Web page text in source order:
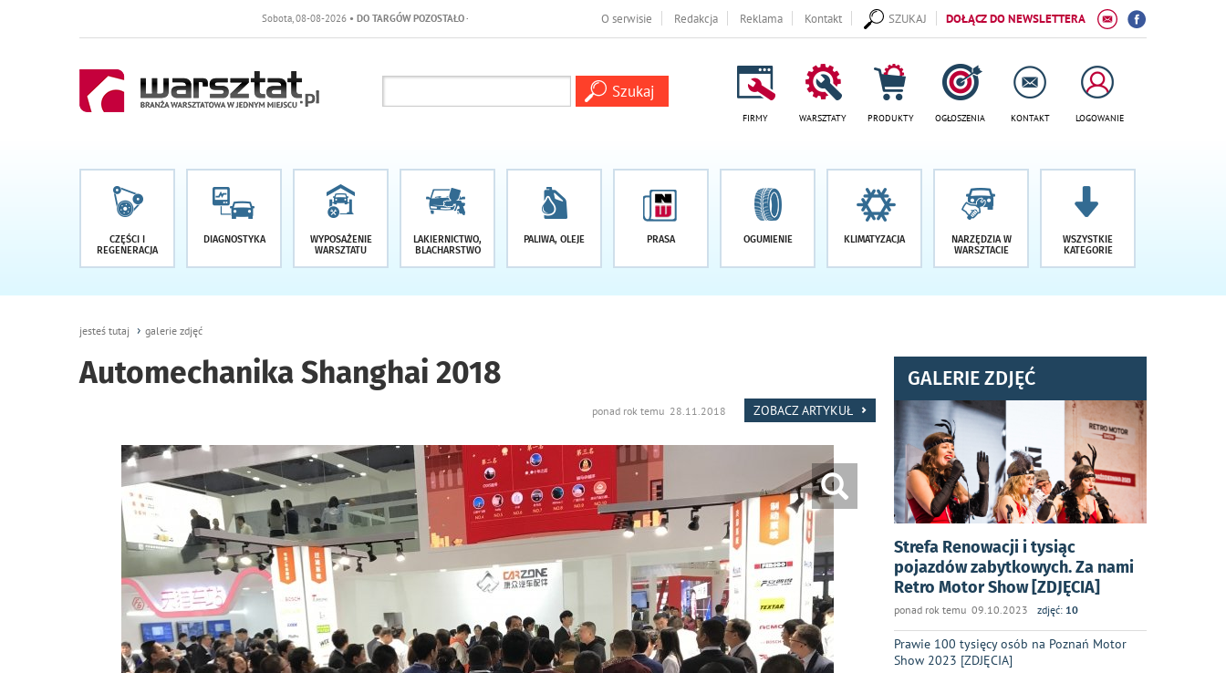
Sobota, 08-08-2026• DO TARGÓW POZOSTAŁO -1 DNI O serwisie Redakcja Reklama Kontakt DOŁĄCZ DO NEWSLETTERA
SZUKAJ
FIRMY WARSZTATY PRODUKTY OGŁOSZENIA KONTAKT LOGOWANIE
CZĘŚCI I
REGENERACJA
DIAGNOSTYKA
WYPOSAŻENIE
WARSZTATU
LAKIERNICTWO,
BLACHARSTWO
PALIWA, OLEJE PRASA OGUMIENIE KLIMATYZACJA
NARZĘDZIA W
WARSZTACIE
WSZYSTKIE
KATEGORIE
jesteś tutaj galerie zdjęć
Automechanika Shanghai 2018
ponad rok temu 28.11.2018 ZOBACZ ARTYKUŁ
GALERIE ZDJĘĆ
Strefa Renowacji i tysiąc
pojazdów zabytkowych. Za nami
Retro Motor Show [ZDJĘCIA]
ponad rok temu 09.10.2023 zdjęć: 10
Prawie 100 tysięcy osób na Poznań Motor
Show 2023 [ZDJĘCIA]